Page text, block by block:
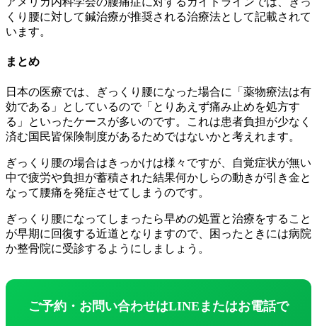
くり腰に対して鍼治療が推奨される治療法として記載されて
います。
まとめ
日本の医療では、ぎっくり腰になった場合に「薬物療法は有
効である」としているので「とりあえず痛み止めを処方す
る」といったケースが多いのです。これは患者負担が少なく
済む国民皆保険制度があるためではないかと考えれます。
ぎっくり腰の場合はきっかけは様々ですが、自覚症状が無い
中で疲労や負担が蓄積された結果何かしらの動きが引き金と
なって腰痛を発症させてしまうのです。
ぎっくり腰になってしまったら早めの処置と治療をすること
が早期に回復する近道となりますので、困ったときには病院
か整骨院に受診するようにしましょう。
ご予約・お問い合わせはLINEまたはお電話で